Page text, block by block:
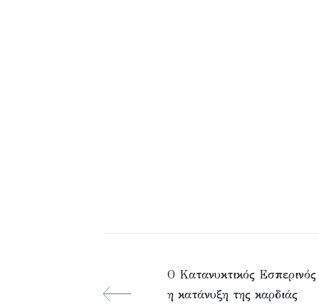
Ο Κατανυκτικός Εσπερινός
η κατάνυξη της καρδιάς